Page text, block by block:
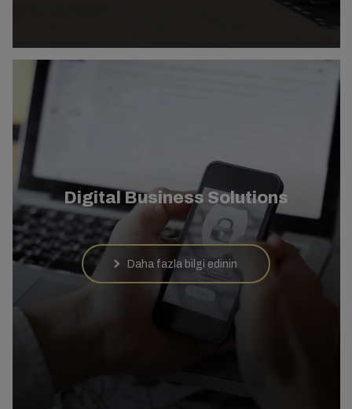
Digital Business Solutions
Daha fazla bilgi edinin